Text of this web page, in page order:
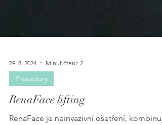
29. 8. 2024 Minut čtení: 2
Procedury